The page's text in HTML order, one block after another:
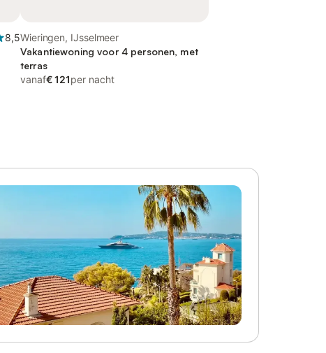
8,5Wieringen, IJsselmeer
Vakantiewoning voor 4 personen, met
terras
vanaf€ 121per nacht